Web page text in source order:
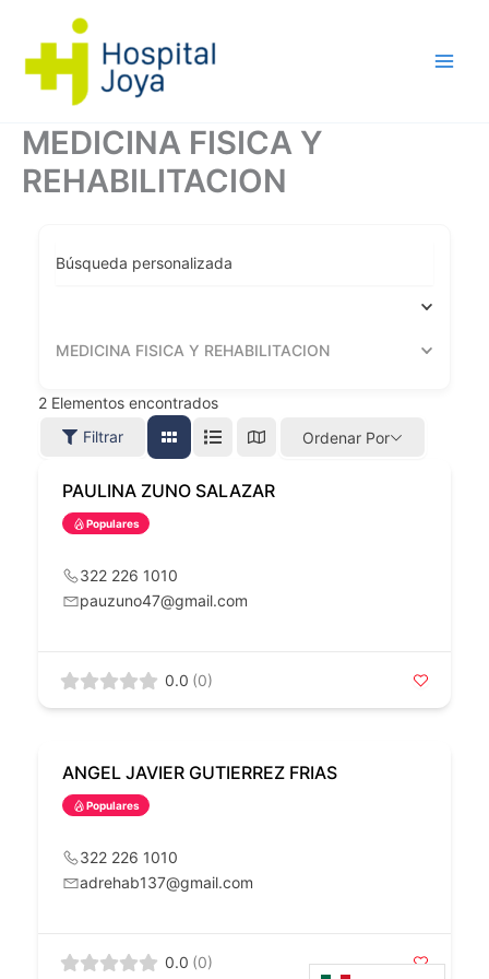
contenido
MEDICINA FISICA Y
REHABILITACION
Búsqueda personalizada
MEDICINA FISICA Y REHABILITACION
2 Elementos encontrados
Filtrar
Ordenar Por
PAULINA ZUNO SALAZAR
Populares
322 226 1010
pauzuno47@gmail.com
0.0 (0)
ANGEL JAVIER GUTIERREZ FRIAS
Populares
322 226 1010
adrehab137@gmail.com
0.0 (0)